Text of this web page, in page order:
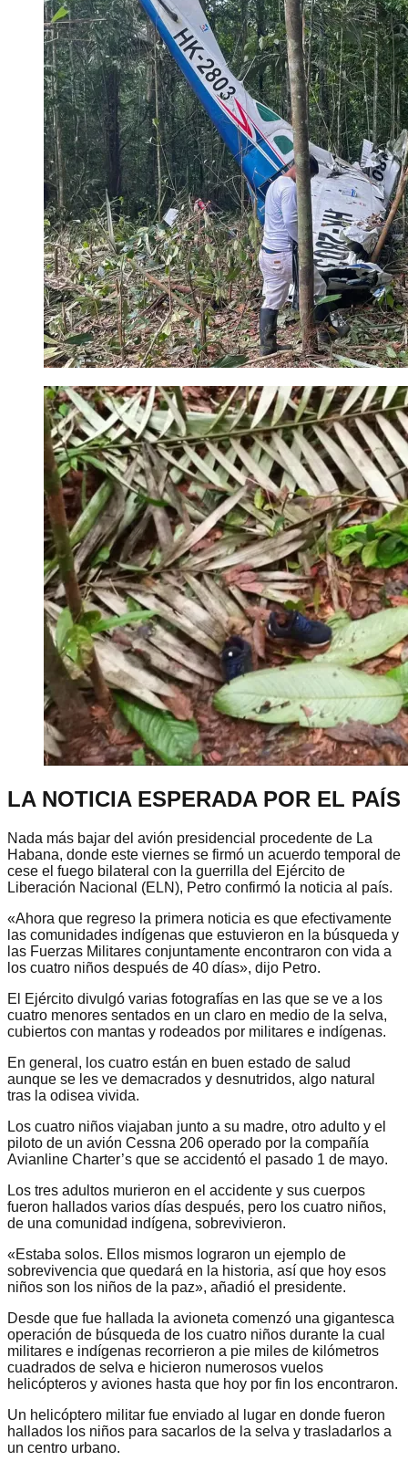
LA NOTICIA ESPERADA POR EL PAÍS
Nada más bajar del avión presidencial procedente de La
Habana, donde este viernes se firmó un acuerdo temporal de
cese el fuego bilateral con la guerrilla del Ejército de
Liberación Nacional (ELN), Petro confirmó la noticia al país.
«Ahora que regreso la primera noticia es que efectivamente
las comunidades indígenas que estuvieron en la búsqueda y
las Fuerzas Militares conjuntamente encontraron con vida a
los cuatro niños después de 40 días», dijo Petro.
El Ejército divulgó varias fotografías en las que se ve a los
cuatro menores sentados en un claro en medio de la selva,
cubiertos con mantas y rodeados por militares e indígenas.
En general, los cuatro están en buen estado de salud
aunque se les ve demacrados y desnutridos, algo natural
tras la odisea vivida.
Los cuatro niños viajaban junto a su madre, otro adulto y el
piloto de un avión Cessna 206 operado por la compañía
Avianline Charter’s que se accidentó el pasado 1 de mayo.
Los tres adultos murieron en el accidente y sus cuerpos
fueron hallados varios días después, pero los cuatro niños,
de una comunidad indígena, sobrevivieron.
«Estaba solos. Ellos mismos lograron un ejemplo de
sobrevivencia que quedará en la historia, así que hoy esos
niños son los niños de la paz», añadió el presidente.
Desde que fue hallada la avioneta comenzó una gigantesca
operación de búsqueda de los cuatro niños durante la cual
militares e indígenas recorrieron a pie miles de kilómetros
cuadrados de selva e hicieron numerosos vuelos
helicópteros y aviones hasta que hoy por fin los encontraron.
Un helicóptero militar fue enviado al lugar en donde fueron
hallados los niños para sacarlos de la selva y trasladarlos a
un centro urbano.